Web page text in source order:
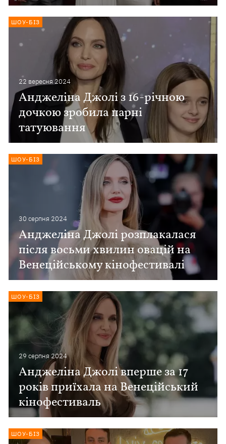
22 вересня 2024
Анджеліна Джолі з 16-річною
дочкою зробила парні
татуювання
ШОУ-БІЗ
30 серпня 2024
Анджеліна Джолі розплакалася
після восьми хвилин овацій на
Венеційському кінофестивалі
ШОУ-БІЗ
29 серпня 2024
Анджеліна Джолі вперше за 17
років приїхала на Венеційський
кінофестиваль
ШОУ-БІЗ
ШОУ-БІЗ